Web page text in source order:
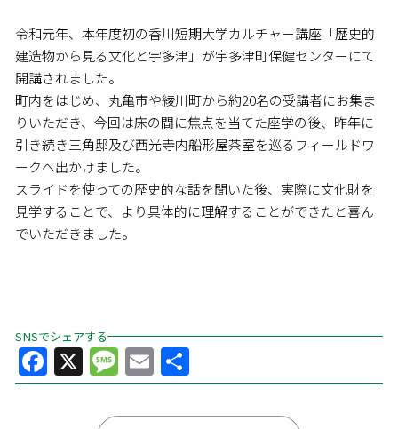
令和元年、本年度初の香川短期大学カルチャー講座「歴史的
建造物から見る文化と宇多津」が宇多津町保健センターにて
開講されました。
町内をはじめ、丸亀市や綾川町から約20名の受講者にお集ま
りいただき、今回は床の間に焦点を当てた座学の後、昨年に
引き続き三角邸及び西光寺内船形屋茶室を巡るフィールドワ
ークへ出かけました。
スライドを使っての歴史的な話を聞いた後、実際に文化財を
見学することで、より具体的に理解することができたと喜ん
でいただきました。
SNSでシェアする
Facebook
X Message
Email
有